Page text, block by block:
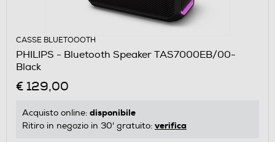
CASSE BLUETOOOTH
PHILIPS - Bluetooth Speaker TAS7000EB/00-
Black
€ 129,00
Acquisto online: disponibile
Ritiro in negozio in 30' gratuito: verifica